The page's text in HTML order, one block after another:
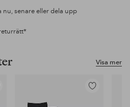
nu, senare eller dela upp
Visa mer
Lägg